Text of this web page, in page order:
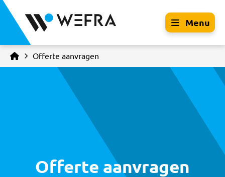
Menu
Offerte aanvragen
Offerte aanvragen